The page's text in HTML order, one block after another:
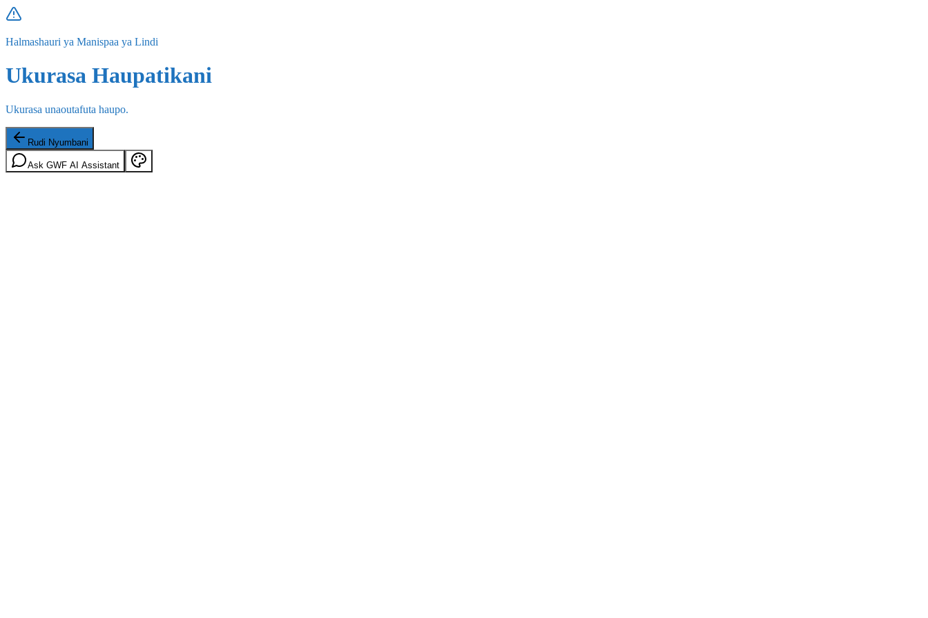
Halmashauri ya Manispaa ya Lindi
Ukurasa Haupatikani
Ukurasa unaoutafuta haupo.
Rudi Nyumbani
Ask GWF AI Assistant